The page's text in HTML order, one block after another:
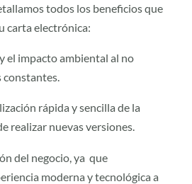
todos los beneficios que
carta electrónica:
el impacto ambiental al no
constantes.
rápida y sencilla de la
realizar nuevas versiones.
del negocio, ya que
moderna y tecnológica a